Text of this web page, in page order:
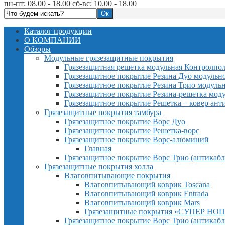
пн-пт: 08.00 - 18.00 сб-вс: 10.00 - 18.00
Каталог продукции
О КОМПАНИИ
Обзоры
Модульные грязезащитные покрытия
Грязезащитная решетка модульная
Грязезащитное покрытие Резина Дуо
Грязезащитное покрытие Резина Трио
Грязезащитное покрытие Резина-решетка
Грязезащитное покрытие Решетка – ковер
Грязезащитные покрытия тамбура
Грязезащитное покрытие Ворс Дуо
Грязезащитное покрытие Решетка-ворс
Грязезащитное покрытие Ворс-алюминий
Главная
Грязезащитное покрытие Ворс Трио
Грязезащитные покрытия холла
Влаговпитывающие покрытия
Влаговпитывающий коврик Toscana
Влаговпитывающий коврик Entrada
Влаговпитывающий коврик Mars
Грязезащитные покрытия «СУПЕР
Грязезащитное покрытие Ворс Трио